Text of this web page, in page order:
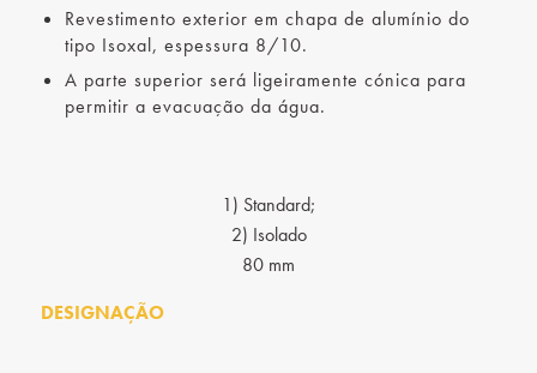
Revestimento exterior em chapa de alumínio do
tipo Isoxal, espessura 8/10.
A parte superior será ligeiramente cónica para
permitir a evacuação da água.
1) Standard;
2) Isolado
80 mm
DESIGNAÇÃO